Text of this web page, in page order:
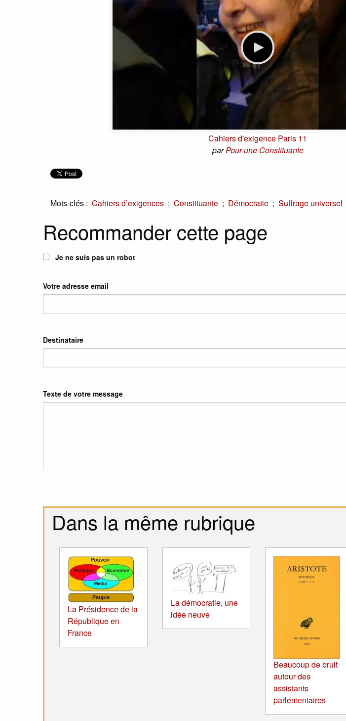
Cahiers d'exigence Paris 11
parPour une Constituante
Mots-clés : Cahiers d’exigences ; Constituante ; Démocratie ; Suffrage universel
Recommander cette page
Je ne suis pas un robot
Votre adresse email
Destinataire
Texte de votre message
Dans la même rubrique
La Présidence de la
République en
France
La démocratie, une
idée neuve
Beaucoup de bruit
autour des
assistants
parlementaires